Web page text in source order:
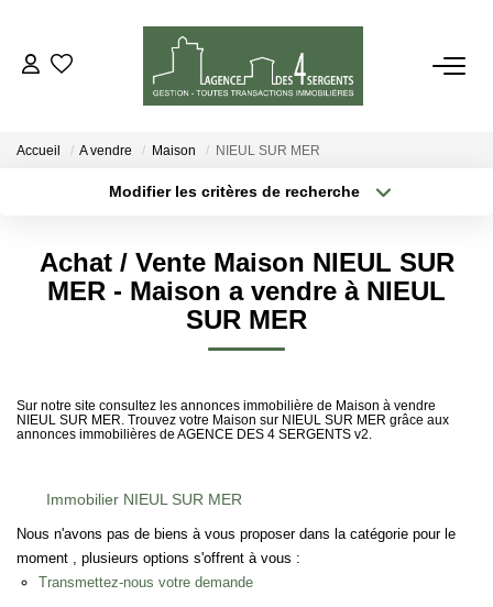
VENTES
GESTION
CONTACT
Accueil A vendre Maison NIEUL SUR MER
Modifier les critères de recherche
Type de bien
Budget max Plus de critères
Achat / Vente Maison NIEUL SUR
MER - Maison a vendre à NIEUL
SUR MER
Sur notre site consultez les annonces immobilière de Maison à vendre
NIEUL SUR MER. Trouvez votre Maison sur NIEUL SUR MER grâce aux
annonces immobilières de AGENCE DES 4 SERGENTS v2.
Immobilier NIEUL SUR MER
Nous n'avons pas de biens à vous proposer dans la catégorie pour le
moment , plusieurs options s'offrent à vous :
Transmettez-nous votre demande